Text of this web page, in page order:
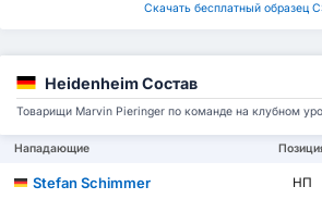
Скачать бесплатный образец
Heidenheim Состав
Товарищи Marvin Pieringer по команде на клубном
Нападающие
Stefan Schimmer НП